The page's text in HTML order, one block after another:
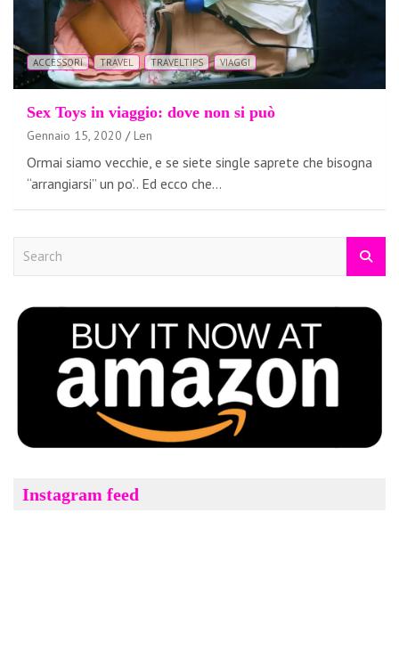
ACCESSORI TRAVEL TRAVELTIPS VIAGGI
Sex Toys in viaggio: dove non si può
Gennaio 15, 2020 Len
Ormai siamo vecchie, e se siete single saprete che bisogna
“arrangiarsi” un po’.. Ed ecco che…
c
Instagram feed